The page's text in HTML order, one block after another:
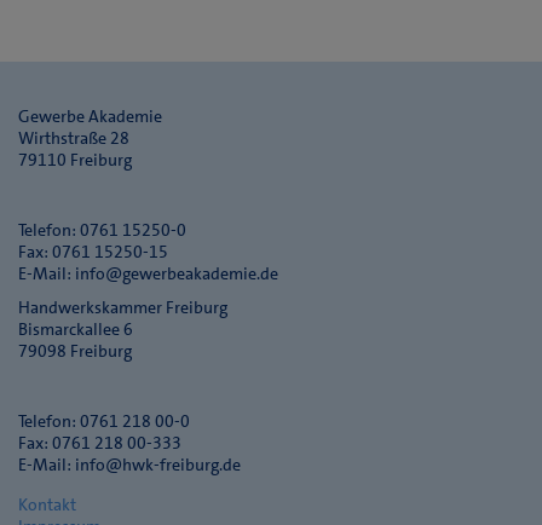
Gewerbe Akademie
Wirthstraße 28
79110 Freiburg
Telefon: 0761 15250-0
Fax: 0761 15250-15
E-Mail: info@gewerbeakademie.de
Handwerkskammer Freiburg
Bismarckallee 6
79098 Freiburg
Telefon: 0761 218 00-0
Fax: 0761 218 00-333
E-Mail: info@hwk-freiburg.de
Kontakt